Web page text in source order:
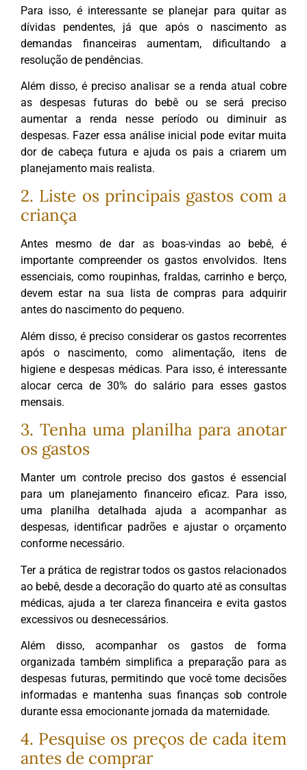
Para isso, é interessante se planejar para quitar as
dívidas pendentes, já que após o nascimento as
demandas financeiras aumentam, dificultando a
resolução de pendências.
Além disso, é preciso analisar se a renda atual cobre
as despesas futuras do bebê ou se será preciso
aumentar a renda nesse período ou diminuir as
despesas. Fazer essa análise inicial pode evitar muita
dor de cabeça futura e ajuda os pais a criarem um
planejamento mais realista.
2. Liste os principais gastos com a
criança
Antes mesmo de dar as boas-vindas ao bebê, é
importante compreender os gastos envolvidos. Itens
essenciais, como roupinhas, fraldas, carrinho e berço,
devem estar na sua lista de compras para adquirir
antes do nascimento do pequeno.
Além disso, é preciso considerar os gastos recorrentes
após o nascimento, como alimentação, itens de
higiene e despesas médicas. Para isso, é interessante
alocar cerca de 30% do salário para esses gastos
mensais.
3. Tenha uma planilha para anotar
os gastos
Manter um controle preciso dos gastos é essencial
para um planejamento financeiro eficaz. Para isso,
uma planilha detalhada ajuda a acompanhar as
despesas, identificar padrões e ajustar o orçamento
conforme necessário.
Ter a prática de registrar todos os gastos relacionados
ao bebê, desde a decoração do quarto até as consultas
médicas, ajuda a ter clareza financeira e evita gastos
excessivos ou desnecessários.
Além disso, acompanhar os gastos de forma
organizada também simplifica a preparação para as
despesas futuras, permitindo que você tome decisões
informadas e mantenha suas finanças sob controle
durante essa emocionante jornada da maternidade.
4. Pesquise os preços de cada item
antes de comprar